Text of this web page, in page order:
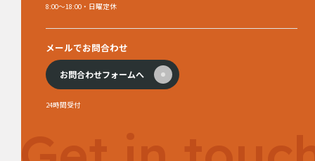
8:00～18:00・日曜定休
メールでお問合わせ
お問合わせフォームへ
24時間受付